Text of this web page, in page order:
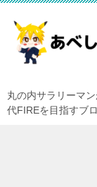
丸の内サラリーマ
代FIREを目指すブ